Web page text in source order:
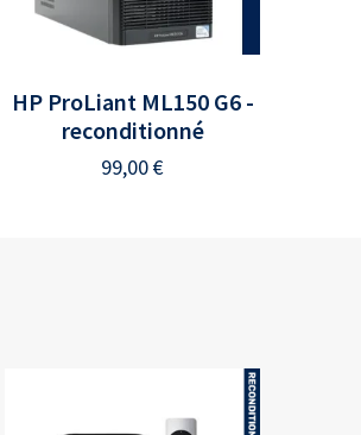
HP ProLiant ML150 G6 -
reconditionné
99,00€